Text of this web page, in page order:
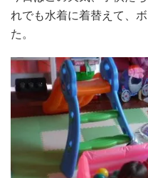
れでも水着に着替えて、
た。